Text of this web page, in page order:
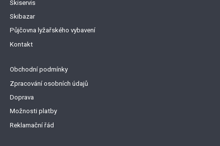
Skiservis
Skibazar
Půjčovna lyžařského vybavení
Kontakt
Obchodní podmínky
Zpracování osobních údajů
Doprava
Možnosti platby
Reklamační řád